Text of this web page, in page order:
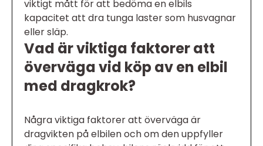
viktigt mått för att bedöma en elbils
kapacitet att dra tunga laster som husvagnar
eller släp.
Vad är viktiga faktorer att
överväga vid köp av en elbil
med dragkrok?
Några viktiga faktorer att överväga är
dragvikten på elbilen och om den uppfyller